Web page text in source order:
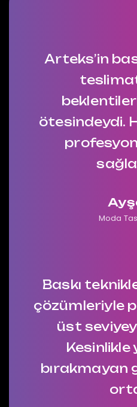
Arteks’in
ötesindeydi.
Moda
Baskı
çözümleriyle
üst
Kesinlikle
bırakmayan